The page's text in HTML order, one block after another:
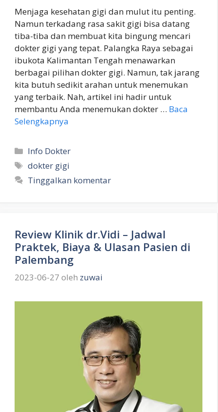
Menjaga kesehatan gigi dan mulut itu penting.
Namun terkadang rasa sakit gigi bisa datang
tiba-tiba dan membuat kita bingung mencari
dokter gigi yang tepat. Palangka Raya sebagai
ibukota Kalimantan Tengah menawarkan
berbagai pilihan dokter gigi. Namun, tak jarang
kita butuh sedikit arahan untuk menemukan
yang terbaik. Nah, artikel ini hadir untuk
membantu Anda menemukan dokter … Baca
Selengkapnya
Kategori
Info Dokter
Tag
dokter gigi
Tinggalkan komentar
Review Klinik dr.Vidi – Jadwal
Praktek, Biaya & Ulasan Pasien di
Palembang
2023-06-27 oleh zuwai